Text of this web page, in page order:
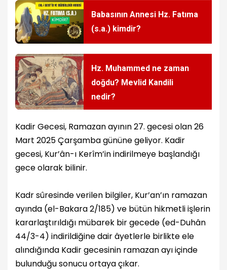
Babasının Annesi Hz. Fatıma
(s.a.) kimdir?
Hz. Muhammed ne zaman
doğdu? Mevlid Kandili
nedir?
Kadir Gecesi, Ramazan ayının 27. gecesi olan 26
Mart 2025 Çarşamba gününe geliyor. Kadir
gecesi, Kur’ân-ı Kerîm’in indirilmeye başlandığı
gece olarak bilinir.
Kadr sûresinde verilen bilgiler, Kur’an’ın ramazan
ayında (el-Bakara 2/185) ve bütün hikmetli işlerin
kararlaştırıldığı mübarek bir gecede (ed-Duhân
44/3-4) indirildiğine dair âyetlerle birlikte ele
alındığında Kadir gecesinin ramazan ayı içinde
bulunduğu sonucu ortaya çıkar.